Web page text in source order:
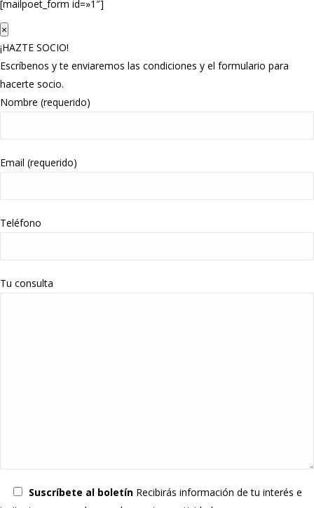
[mailpoet_form id=»1″]
×
¡HAZTE SOCIO!
Escríbenos y te enviaremos las condiciones y el formulario para
hacerte socio.
Nombre (requerido)
Email (requerido)
Teléfono
Tu consulta
Suscríbete al boletín Recibirás información de tu interés e